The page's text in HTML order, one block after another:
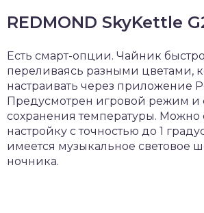
REDMOND SkyKettle
Есть смарт-опции. Чайник
переливаясь разными цветами,
настраивать через приложение
Предусмотрен игровой режим и
сохранения температуры. Можно
настройку с точностью до 1
имеется музыкальное световое
ночника.